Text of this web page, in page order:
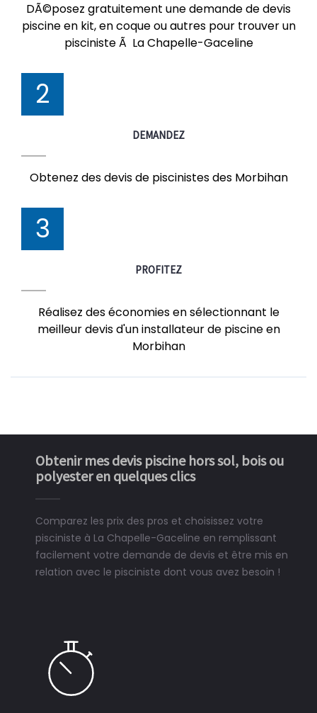
DÃ©posez gratuitement une demande de devis
piscine en kit, en coque ou autres pour trouver un
pisciniste Ã La Chapelle-Gaceline
2
DEMANDEZ
Obtenez des devis de piscinistes des Morbihan
3
PROFITEZ
Réalisez des économies en sélectionnant le
meilleur devis d'un installateur de piscine en
Morbihan
Obtenir mes devis piscine hors sol, bois ou
polyester en quelques clics
Comparez les prix des pros et choisissez votre
pisciniste à La Chapelle-Gaceline en remplissant
facilement votre demande de devis et être mis en
relation avec le pisciniste dont vous avez besoin !